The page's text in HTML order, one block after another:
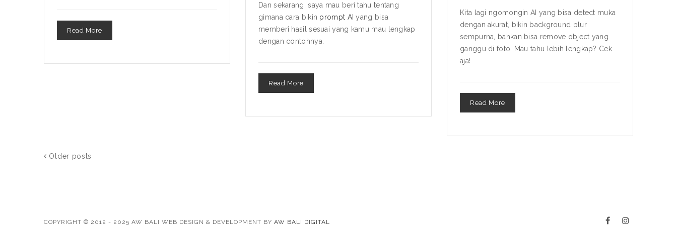
Dan sekarang, saya mau beri tahu tentang
gimana cara bikin prompt AI yang bisa
memberi hasil sesuai yang kamu mau lengkap
dengan contohnya.
Read More
Kita lagi ngomongin AI yang bisa detect muka
dengan akurat, bikin background blur
sempurna, bahkan bisa remove object yang
ganggu di foto. Mau tahu lebih lengkap? Cek
aja!
Read More
Read More
Older posts
COPYRIGHT © 2012 - 2025 AW BALI WEB DESIGN & DEVELOPMENT BY AW BALI DIGITAL